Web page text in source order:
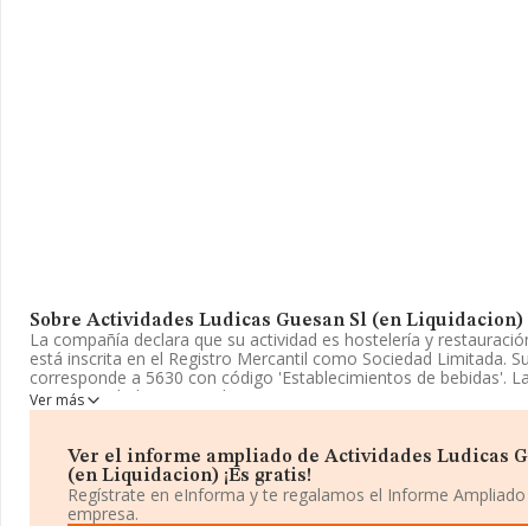
Sobre Actividades Ludicas Guesan Sl (en Liquidacion)
La compañía declara que su actividad es hostelería y
está inscrita en el Registro Mercantil como Sociedad Limitada.
corresponde a 5630 con código 'Establecimientos de bebidas'.
tiene actividad en mercados exteriores.
La empresa españolaActividades Ludicas Guesan S.L (en
CIF B06525232, está situada en Calle San Simon núm. 4,
Badajoz, Extremadura.
Ver más
Ver el informe ampliado de Actividades Ludicas
(en Liquidacion) ¡Es gratis!
Regístrate en eInforma y te regalamos el Informe
empresa.